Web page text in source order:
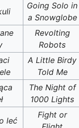
Going Solo in
a Snowglobe
Revolting
Robots
A Little Birdy
Told Me
The Night of
1000 Lights
leć
Fight or